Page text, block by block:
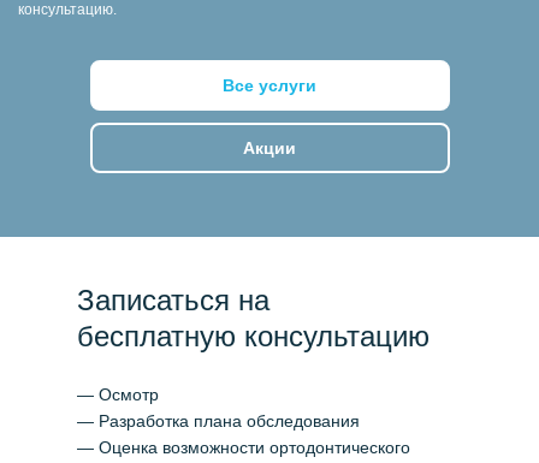
Все услуги
Акции
консультацию.
Записаться на
бесплатную консультацию
— Осмотр
— Разработка плана обследования
— Оценка возможности ортодонтического